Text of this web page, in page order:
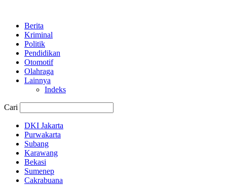
Berita
Kriminal
Politik
Pendidikan
Otomotif
Olahraga
Lainnya
Indeks
Cari
DKI Jakarta
Purwakarta
Subang
Karawang
Bekasi
Sumenep
Cakrabuana